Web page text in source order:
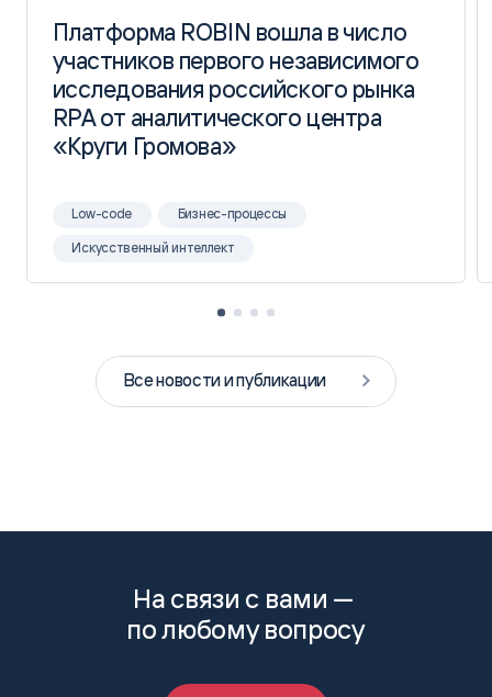
Платформа ROBIN вошла в число
участников первого независимого
исследования российского рынка
RPA от аналитического центра
«Круги Громова»
Платформа ROBIN вошла в число
участников первого независимого
исследования российского рынка
RPA от аналитического центра
«Круги Громова»
Low-code Бизнес-процессы
Искусственный интеллект
Все новости и публикации
На связи с вами —
по любому вопросу